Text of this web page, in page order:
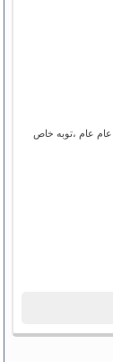
عام عام ،توبه خاص